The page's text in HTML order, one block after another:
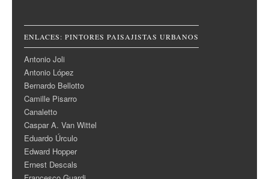
ENLACES: PINTORES PAISAJISTAS URBANOS
Antonio Joli
Antonio López
Bernardo Bellotto
Camille Pisarro
Canaletto
Caspar A. Van Wittel
Eduardo Úrculo
Edward Hopper
Ernest Descals